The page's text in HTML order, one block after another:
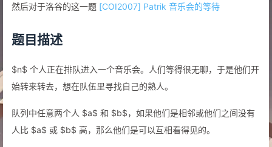
然后对于洛谷的这一题 [COI2007] Patrik 音乐会的等待
题目描述
$n$ 个人正在排队进入一个音乐会。人们等得很无聊，于是他们开
始转来转去，想在队伍里寻找自己的熟人。
队列中任意两个人 $a$ 和 $b$，如果他们是相邻或他们之间没有
人比 $a$ 或 $b$ 高，那么他们是可以互相看得见的。